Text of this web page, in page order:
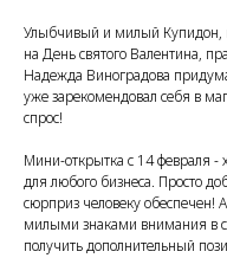
Улыбчивый и милый Купидон,
на День святого Валентина,
Надежда Виноградова
уже зарекомендовал себя в
спрос!
Мини-открытка с 14 февраля -
для любого бизнеса. Просто
сюрприз человеку обеспечен!
милыми знаками внимания в
получить дополнительный